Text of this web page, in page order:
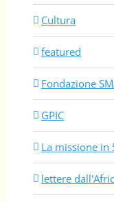
Cultura
featured
Fondazione
GPIC
La missione in
lettere